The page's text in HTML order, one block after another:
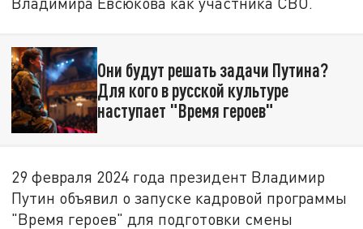
Они будут решать задачи Путина?
Для кого в русской культуре
наступает "Время героев"
29 февраля 2024 года президент Владимир
Путин объявил о запуске кадровой программы
"Время героев" для подготовки смены